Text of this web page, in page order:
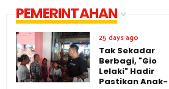
PEMERINTAHAN
25 days ago
Tak Sekadar
Berbagi, "Gio
Lelaki" Hadir
Pastikan Anak-